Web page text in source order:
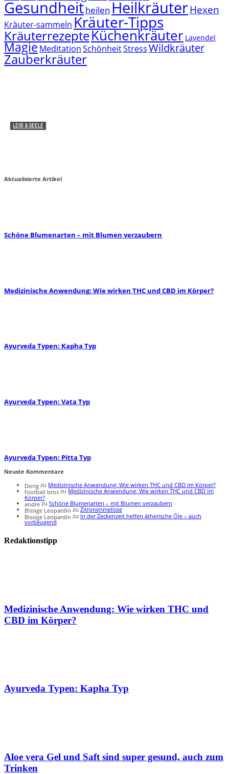
Gesundheitheilen HeilkräuterHexen
Kräuter-sammeln Kräuter-Tipps
KräuterrezepteKüchenkräuter Lavendel
MagieMeditationSchönheitStressWildkräuter
Zauberkräuter
LEIB & SEELE
Aktualisierte Artikel
Schöne Blumenarten – mit Blumen verzaubern
Medizinische Anwendung: Wie wirken THC und CBD im Körper?
Ayurveda Typen: Kapha Typ
Ayurveda Typen: Vata Typ
Ayurveda Typen: Pitta Typ
Neuste Kommentare
Dong zu Medizinische Anwendung: Wie wirken THC und CBD im Körper?
football bros zu Medizinische Anwendung: Wie wirken THC und CBD im
Körper?
andrezu Schöne Blumenarten – mit Blumen verzaubern
Bissige Leopardin zu Zitronenmelisse
Bissige Leopardin zu In der Zeckenzeit helfen ätherische Öle – auch
vorbeugend
Redaktionstipp
Medizinische Anwendung: Wie wirken THC und
CBD im Körper?
Ayurveda Typen: Kapha Typ
Aloe vera Gel und Saft sind super gesund, auch zum
Trinken